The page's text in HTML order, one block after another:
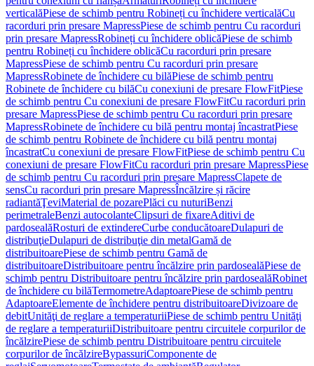
verticalăPiese de schimb pentru Robineți cu închidere verticalăCu
racorduri prin presare MapressPiese de schimb pentru Cu racorduri
prin presare MapressRobineți cu închidere oblicăPiese de schimb
pentru Robineți cu închidere oblicăCu racorduri prin presare
MapressPiese de schimb pentru Cu racorduri prin presare
MapressRobinete de închidere cu bilăPiese de schimb pentru
Robinete de închidere cu bilăCu conexiuni de presare FlowFitPiese
de schimb pentru Cu conexiuni de presare FlowFitCu racorduri prin
presare MapressPiese de schimb pentru Cu racorduri prin presare
MapressRobinete de închidere cu bilă pentru montaj încastratPiese
de schimb pentru Robinete de închidere cu bilă pentru montaj
încastratCu conexiuni de presare FlowFitPiese de schimb pentru Cu
conexiuni de presare FlowFitCu racorduri prin presare MapressPiese
de schimb pentru Cu racorduri prin presare MapressClapete de
sensCu racorduri prin presare MapressÎncălzire și răcire
radiantăŢeviMaterial de pozarePlăci cu nuturiBenzi
perimetraleBenzi autocolanteClipsuri de fixareAditivi de
pardosealăRosturi de extindereCurbe conducătoareDulapuri de
distribuţieDulapuri de distribuţie din metalGamă de
distribuitoarePiese de schimb pentru Gamă de
distribuitoareDistribuitoare pentru încălzire prin pardosealăPiese de
schimb pentru Distribuitoare pentru încălzire prin pardosealăRobinet
de închidere cu bilăTermometreAdaptoarePiese de schimb pentru
AdaptoareElemente de închidere pentru distribuitoareDivizoare de
debitUnităţi de reglare a temperaturiiPiese de schimb pentru Unităţi
de reglare a temperaturiiDistribuitoare pentru circuitele corpurilor de
încălzirePiese de schimb pentru Distribuitoare pentru circuitele
corpurilor de încălzireBypassuriComponente de